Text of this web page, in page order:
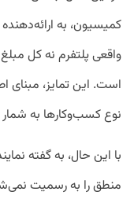
کمیسیون، به
واقعی پلتفرم نه کل
است. این تمایز، مبنای
نوع کسب‌وکارها به
با این حال، به گفته
منطق را به رسمیت